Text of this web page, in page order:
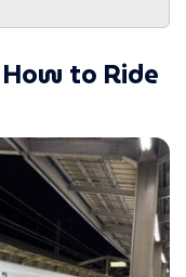
How to Ride